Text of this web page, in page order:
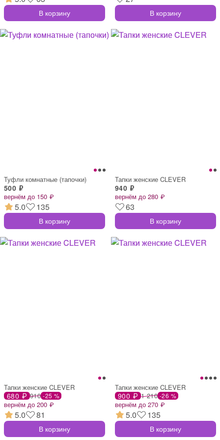
В корзину В корзину
Туфли комнатные (тапочки)
500 ₽
вернём до 150 ₽
5.0 135
В корзину
Тапки женские CLEVER
940 ₽
вернём до 280 ₽
63
В корзину
Тапки женские CLEVER
680 ₽ 910 -25 %
вернём до 200 ₽
5.0 81
В корзину
Тапки женские CLEVER
900 ₽ 1 210 -26 %
вернём до 270 ₽
5.0 135
В корзину